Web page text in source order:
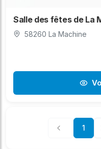
Salle des fêtes de La
58260 La Machine
1